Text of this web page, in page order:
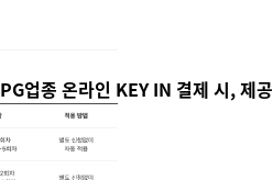
PG업종 온라인 KEY IN 결제 시, 제공